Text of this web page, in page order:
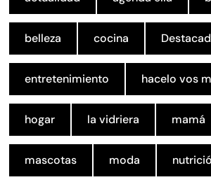
belleza cocina
entretenimiento hacelo vos
hogar la vidriera mamá
mascotas moda